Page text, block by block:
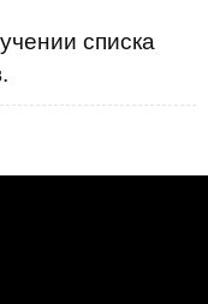
списка